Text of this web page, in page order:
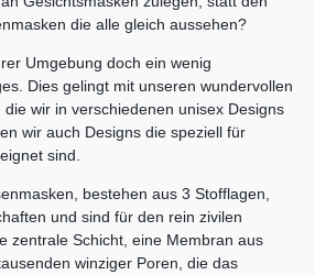
die alle gleich aussehen?
Umgebung doch ein wenig
Dies gelingt mit unseren wundervollen
wir in verschiedenen unisex Designs
wir auch Designs die speziell für
sind.
bestehen aus 3 Stofflagen,
und sind für den rein zivilen
zentrale Schicht, eine Membran aus
winziger Poren, die das